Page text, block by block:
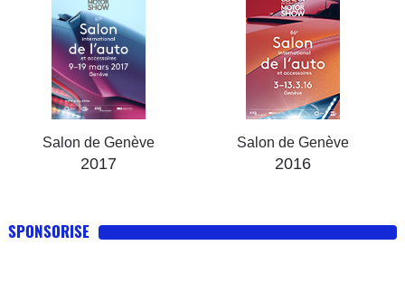
Salon de Genève
2017
Salon de Genève
2016
SPONSORISE